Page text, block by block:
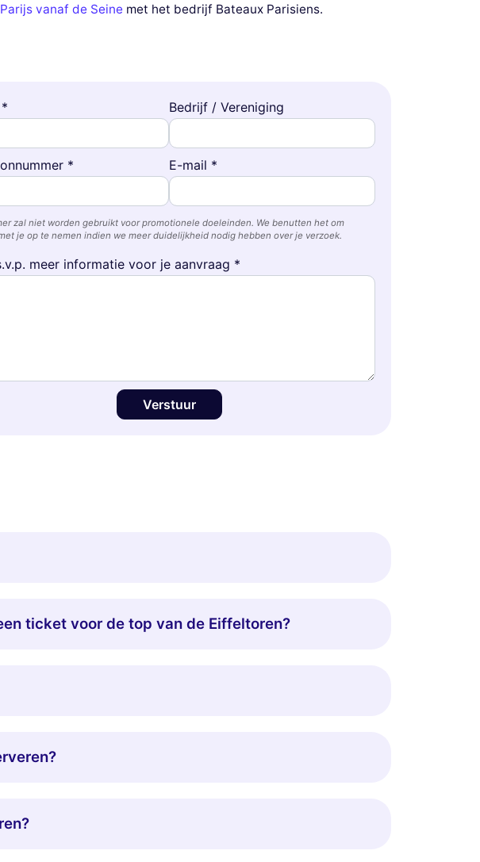
vanaf de Seine met het bedrijf Bateaux Parisiens.
Bedrijf / Vereniging
* E-mail *
zal niet worden gebruikt voor promotionele doeleinden. We benutten het om
je op te nemen indien we meer duidelijkheid nodig hebben over je verzoek.
meer informatie voor je aanvraag *
Verstuur
ticket voor de top van de Eiffeltoren?